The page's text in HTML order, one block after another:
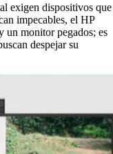
exigen dispositivos que
impecables, el HP
un monitor pegados; es
despejar su